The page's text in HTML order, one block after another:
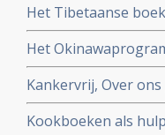
Het Tibetaanse
Het
Kankervrij, Over
wetenschapper
Kookboeken als